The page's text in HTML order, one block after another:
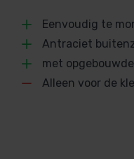
15 kg saunastenen
Uitvoering
Wand model
Eenvoudig te
Antraciet
met
Alleen voor de